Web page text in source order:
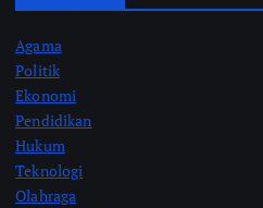
Agama
Politik
Ekonomi
Pendidikan
Hukum
Teknologi
Olahraga